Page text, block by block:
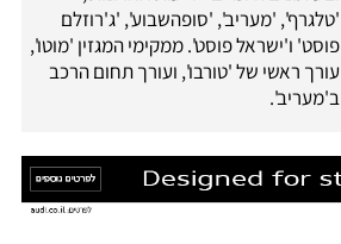
'טלגרף', 'מעריב', 'סופהשבוע', 'ג'רוזלם
פוסט' ו'ישראל פוסט'. ממקימי המגזין 'מוטו',
עורך ראשי של 'טורבו', ועורך תחום הרכב
ב'מעריב'.